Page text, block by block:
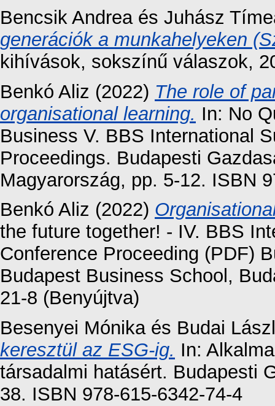
Bencsik Andreaés Juhász
generációk a munkahelyeken
kihívások, sokszínű válaszok,
Benkó Aliz (2022) The role of
organisational learning. In: No
Business V. BBS International
Proceedings. Budapesti
Magyarország, pp. 5-12. ISBN
Benkó Aliz (2022)
the future together! - IV. BBS
Conference Proceeding (PDF)
Budapest Business School,
21-8 (Benyújtva)
Besenyei Mónikaés Budai
keresztül az ESG-ig. In:
társadalmi hatásért. Budapesti
38. ISBN 978-615-6342-74-4